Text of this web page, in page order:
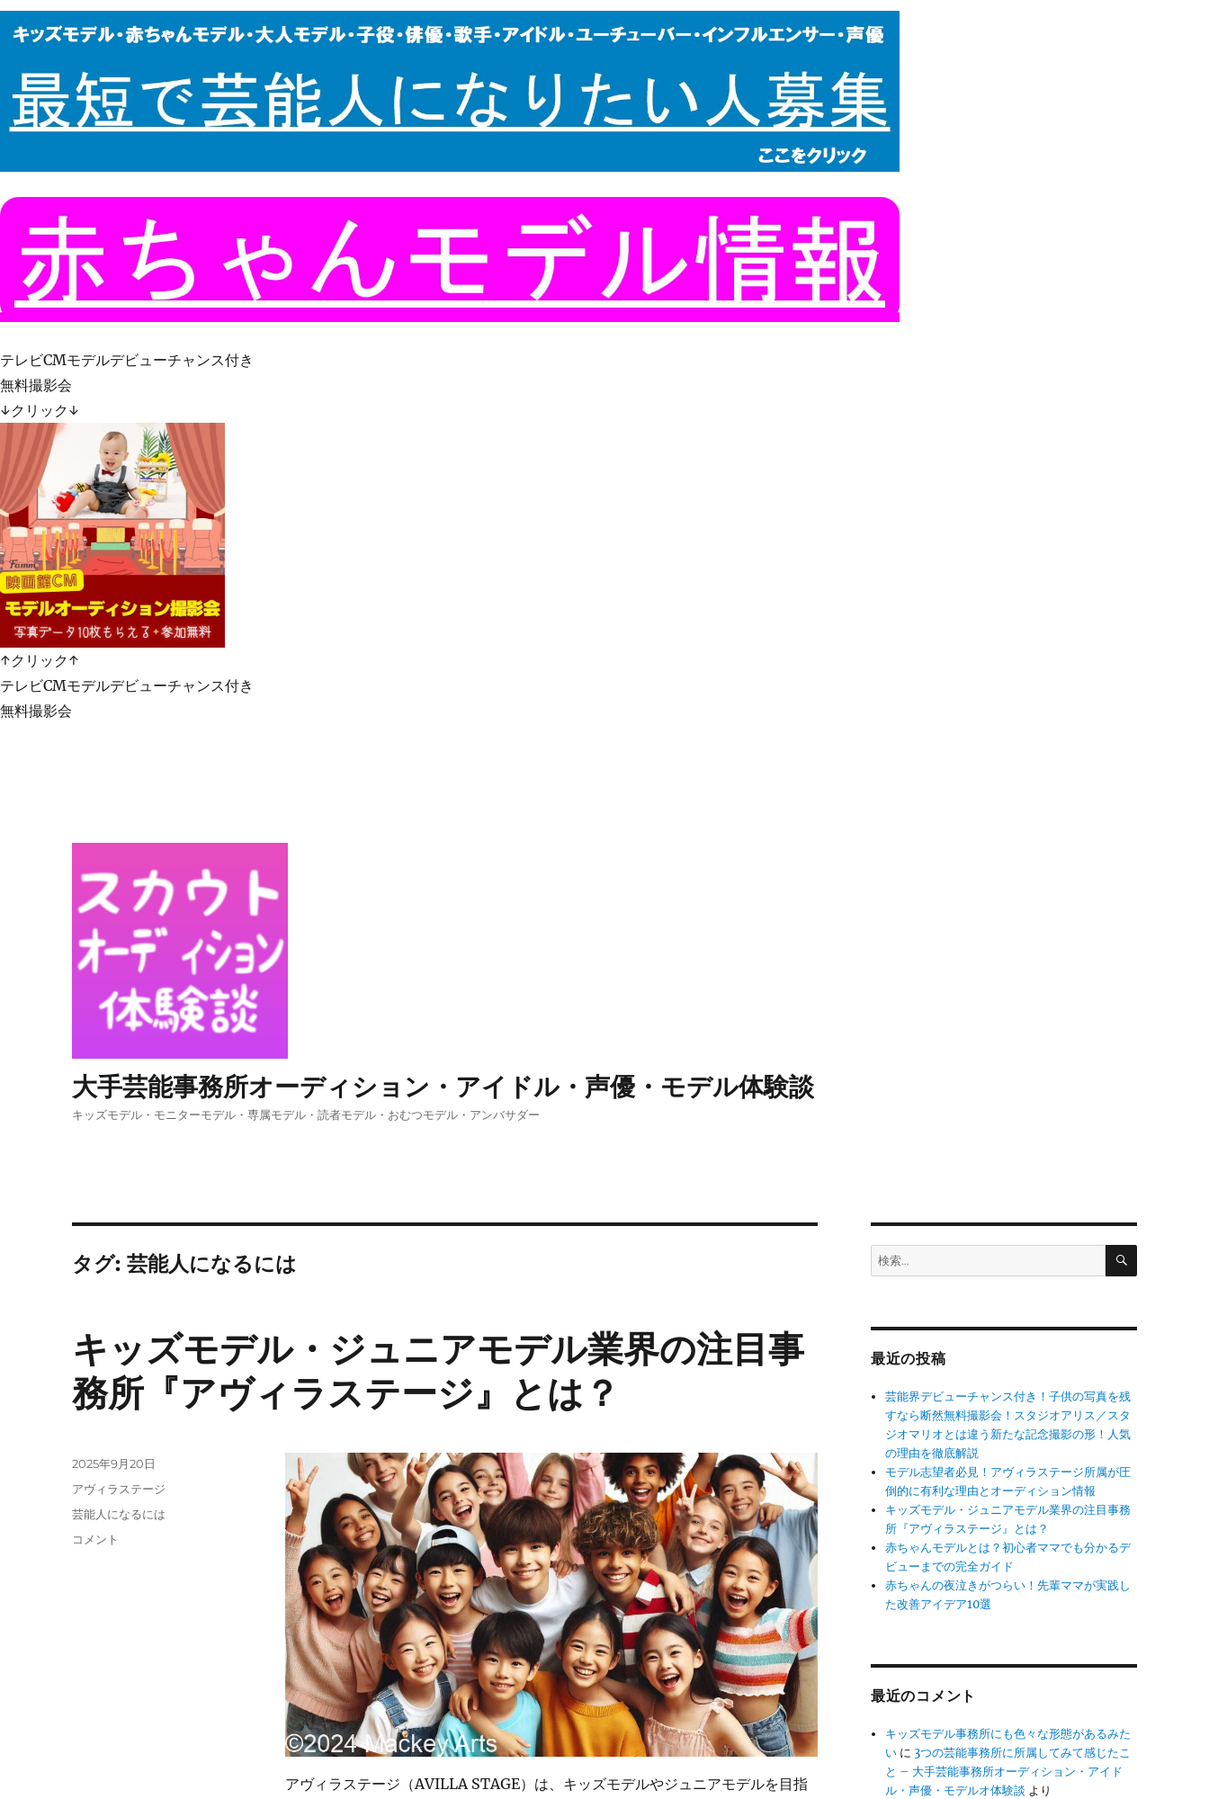
テレビCMモデルデビューチャンス付き
無料撮影会
↓クリック↓
↑クリック↑
テレビCMモデルデビューチャンス付き
無料撮影会
大手芸能事務所オーディション・アイドル・声優・モデル体験談
キッズモデル・モニターモデル・専属モデル・読者モデル・おむつモデル・アンバサダー
タグ:芸能人になるには
キッズモデル・ジュニアモデル業界の注目事
務所『アヴィラステージ』とは？
アヴィラステージ（AVILLA STAGE）は、キッズモデルやジュニアモデルを目指
投
稿
2025年9月20日
カ
テ
リ
アヴィラステージ
タ
芸能人になるには
キ
コメント
検
索:
検
最近の投稿
芸能界デビューチャンス付き！子供の写真を残
すなら断然無料撮影会！スタジオアリス／スタ
ジオマリオとは違う新たな記念撮影の形！人気
の理由を徹底解説
モデル志望者必見！アヴィラステージ所属が圧
倒的に有利な理由とオーディション情報
キッズモデル・ジュニアモデル業界の注目事務
所『アヴィラステージ』とは？
赤ちゃんモデルとは？初心者ママでも分かるデ
ビューまでの完全ガイド
赤ちゃんの夜泣きがつらい！先輩ママが実践し
た改善アイデア10選
最近のコメント
キッズモデル事務所にも色々な形態があるみた
い に 3つの芸能事務所に所属してみて感じたこ
と – 大手芸能事務所オーディション・アイド
ル・声優・モデルオ体験談 より